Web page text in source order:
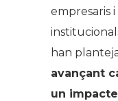
empresaris
han
avançant
un